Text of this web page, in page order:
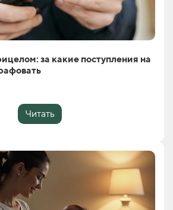
за какие поступления на
Читать